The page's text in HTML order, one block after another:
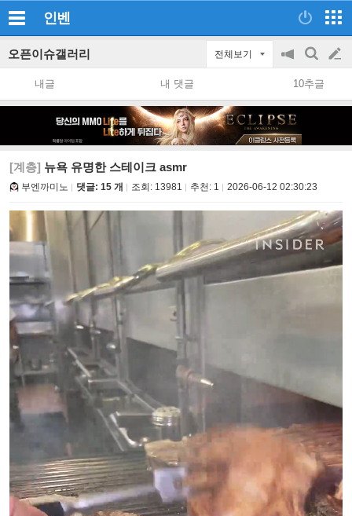
인벤
오픈이슈갤러리 전체보기
공
지
on/off
검
색
글
쓰
내글 내 댓글 10추글
[계층] 뉴욕 유명한 스테이크 asmr
부엔까미노 댓글: 15 개 조회: 13981 추천: 1 2026-06-12 02:30:23